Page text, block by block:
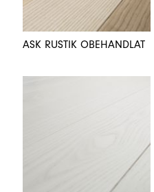
ASK RUSTIK OBEHANDLAT